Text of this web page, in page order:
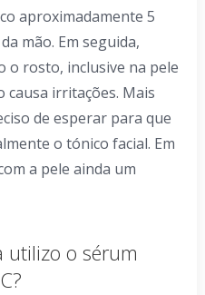
aproximadamente 5
mão. Em seguida,
o rosto, inclusive na pele
irritações. Mais
de esperar para que
o tónico facial. Em
a pele ainda um
utilizo o sérum